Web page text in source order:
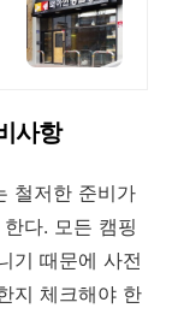
사항
철저한 준비가
다. 모든 캠핑
기 때문에 사전
지 체크해야 한